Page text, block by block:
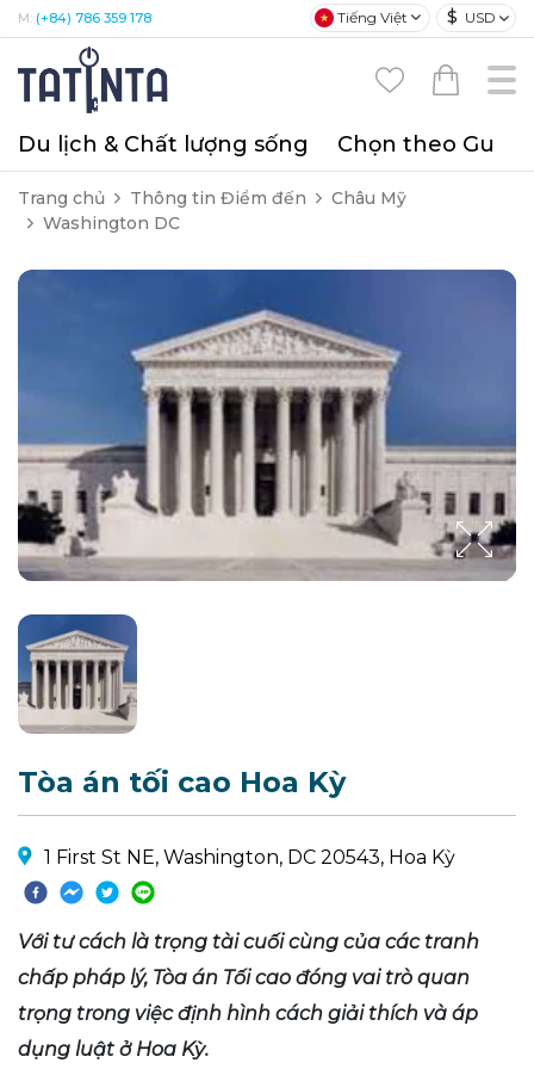
M: (+84) 786 359 178 Tiếng Việt $ USD
Du lịch & Chất lượng sống Chọn theo Gu
Trang chủ Thông tin Điểm đến
Châu Mỹ
Washington DC
Tòa án tối cao Hoa Kỳ
1 First St NE, Washington, DC 20543, Hoa Kỳ
Với tư cách là trọng tài cuối cùng của các tranh
chấp pháp lý, Tòa án Tối cao đóng vai trò quan
trọng trong việc định hình cách giải thích và áp
dụng luật ở Hoa Kỳ.